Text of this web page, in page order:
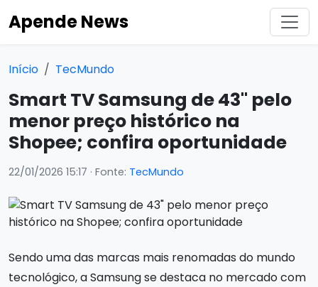
Apende News
Início TecMundo
Smart TV Samsung de 43" pelo
menor preço histórico na
Shopee; confira oportunidade
22/01/2026 15:17 · Fonte: TecMundo
Sendo uma das marcas mais renomadas do mundo
tecnológico, a Samsung se destaca no mercado com